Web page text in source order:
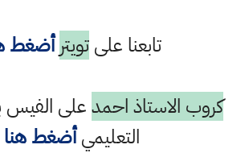
تابعنا علىتويتر أضغط
كروب الاستاذ احمدعلى الفيس
التعليميأضغط هنا